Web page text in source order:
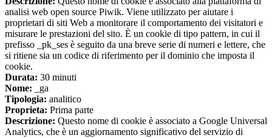
analisi web open source Piwik. Viene utilizzato per aiutare i
proprietari di siti Web a monitorare il comportamento dei visitatori e
misurare le prestazioni del sito. È un cookie di tipo pattern, in cui il
prefisso _pk_ses è seguito da una breve serie di numeri e lettere, che
si ritiene sia un codice di riferimento per il dominio che imposta il
cookie.
Durata: 30 minuti
Nome: _ga
Tipologia: analitico
Proprieta: Prima parte
Descrizione: Questo nome di cookie è associato a Google Universal
Analytics, che è un aggiornamento significativo del servizio di